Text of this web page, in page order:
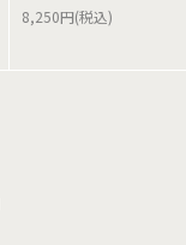
8,250円(税込)